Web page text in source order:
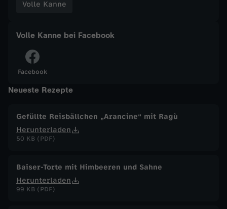
K
a
n
n
e
v
o
m
Volle Kanne
Volle Kanne bei Facebook
Facebook
Neueste Rezepte
Gefüllte Reisbällchen „Arancine“ mit Ragù
Herunterladen
50 KB (PDF)
Baiser-Torte mit Himbeeren und Sahne
Herunterladen
99 KB (PDF)